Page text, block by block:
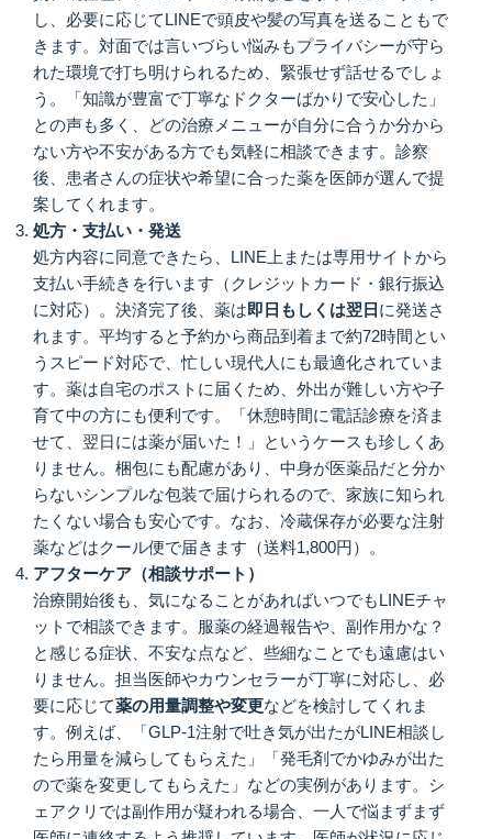
し、必要に応じてLINEで頭皮や髪の写真を送ることもで
きます。対面では言いづらい悩みもプライバシーが守ら
れた環境で打ち明けられるため、緊張せず話せるでしょ
う。「知識が豊富で丁寧なドクターばかりで安心した」
との声も多く、どの治療メニューが自分に合うか分から
ない方や不安がある方でも気軽に相談できます。診察
後、患者さんの症状や希望に合った薬を医師が選んで提
案してくれます。
処方・支払い・発送
処方内容に同意できたら、LINE上または専用サイトから
支払い手続きを行います（クレジットカード・銀行振込
に対応）。決済完了後、薬は即日もしくは翌日 に発送さ
れます。平均すると予約から商品到着まで約72時間とい
うスピード対応で、忙しい現代人にも最適化されていま
す。薬は自宅のポストに届くため、外出が難しい方や子
育て中の方にも便利です。「休憩時間に電話診療を済ま
せて、翌日には薬が届いた！」というケースも珍しくあ
りません。梱包にも配慮があり、中身が医薬品だと分か
らないシンプルな包装で届けられるので、家族に知られ
たくない場合も安心です。なお、冷蔵保存が必要な注射
薬などはクール便で届きます（送料1,800円）。
アフターケア（相談サポート）
治療開始後も、気になることがあればいつでもLINEチャ
ットで相談できます。服薬の経過報告や、副作用かな？
と感じる症状、不安な点など、些細なことでも遠慮はい
りません。担当医師やカウンセラーが丁寧に対応し、必
要に応じて薬の用量調整や変更などを検討してくれま
す。例えば、「GLP-1注射で吐き気が出たがLINE相談し
たら用量を減らしてもらえた」「発毛剤でかゆみが出た
ので薬を変更してもらえた」などの実例があります。シ
ェアクリでは副作用が疑われる場合、一人で悩まずまず